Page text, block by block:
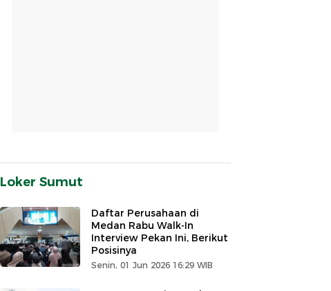
Loker Sumut
Daftar Perusahaan di
Medan Rabu Walk-In
Interview Pekan Ini, Berikut
Posisinya
Senin, 01 Jun 2026 16:29 WIB